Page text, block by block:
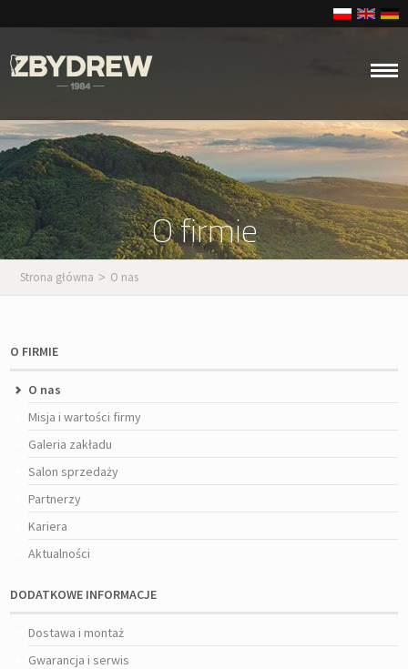
O firmie
Strona główna > O nas
O FIRMIE
O nas
Misja i wartości firmy
Galeria zakładu
Salon sprzedaży
Partnerzy
Kariera
Aktualności
DODATKOWE INFORMACJE
Dostawa i montaż
Gwarancja i serwis